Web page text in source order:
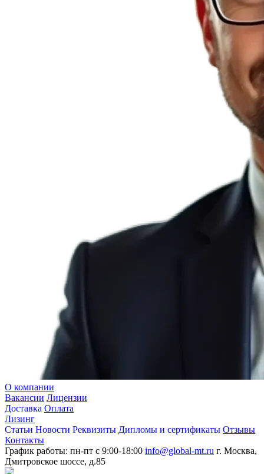
О компании
Вакансии Лицензии
Доставка Оплата
Лизинг
Статьи Новости Реквизиты Дипломы и сертификаты Отзывы
Контакты
График работы: пн-пт с 9:00-18:00 info@global-mt.ru г. Москва,
Дмитровское шоссе, д.85